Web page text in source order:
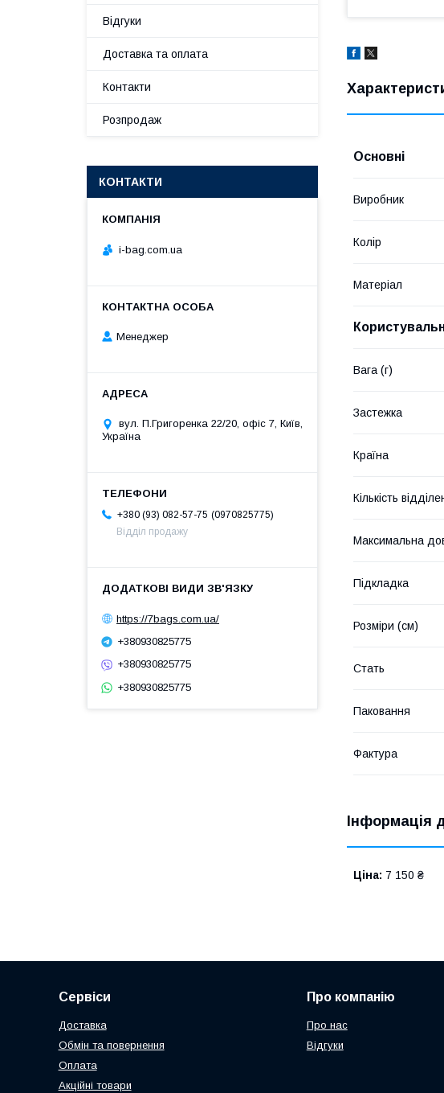
Основні
Виробник
Колір
Матеріал
Вага (г)
Застежка
Країна
Кількість
Максимальна
Підкладка
Розміри (см)
Стать
Паковання
Фактура
Інформація
Ціна: 7 150 ₴
Відгуки
Доставка та оплата
Контакти
Розпродаж
КОНТАКТИ
i-bag.com.ua
Менеджер
вул. П.Григоренка 22/20, офіс 7, Київ,
Україна
+380 (93) 082-57-75
0970825775
Відділ продажу
https://7bags.com.ua/
+380930825775
+380930825775
+380930825775
Сервіси
Доставка
Обмін та повернення
Оплата
Акційні товари
Про компанію
Про нас
Відгуки